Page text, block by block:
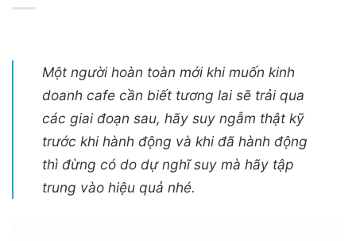
Một người hoàn toàn mới khi muốn kinh
doanh cafe cần biết tương lai sẽ trải qua
các giai đoạn sau, hãy suy ngẫm thật kỹ
trước khi hành động và khi đã hành động
thì đừng có do dự nghĩ suy mà hãy tập
trung vào hiệu quả nhé.